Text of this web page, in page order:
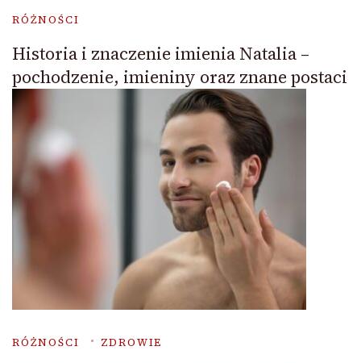
RÓŻNOŚCI
Historia i znaczenie imienia Natalia –
pochodzenie, imieniny oraz znane postaci
RÓŻNOŚCI ZDROWIE